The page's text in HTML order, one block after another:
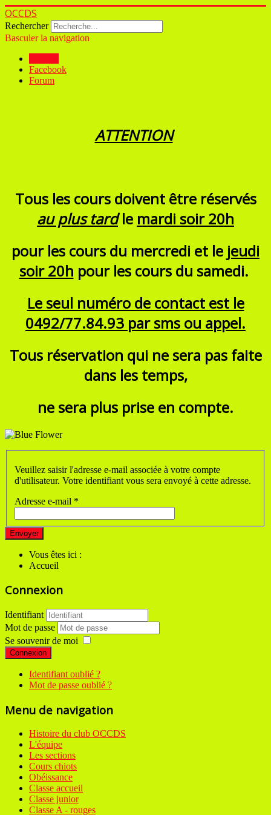
OCCDS
Rechercher
Basculer la navigation
Facebook
Forum
ATTENTION
Tous les cours doivent être réservés
au plus tardle mardi soir 20h
pour les cours du mercredi et le jeudi
soir 20h pour les cours du samedi.
Le seul numéro de contact est le
0492/77.84.93 par sms ou appel.
Tous réservation qui ne sera pas faite
dans les temps,
ne sera plus prise en compte.
Veuillez saisir l'adresse e-mail associée à votre compte
d'utilisateur. Votre identifiant vous sera envoyé à cette adresse.
Adresse e-mail *
Envoyer
Vous êtes ici :
Accueil
Connexion
Identifiant
Mot de passe
Se souvenir de moi
Connexion
Identifiant oublié ?
Mot de passe oublié ?
Menu de navigation
Histoire du club OCCDS
L'équipe
Les sections
Cours chiots
Obéissance
Classe accueil
Classe junior
Classe A - rouges